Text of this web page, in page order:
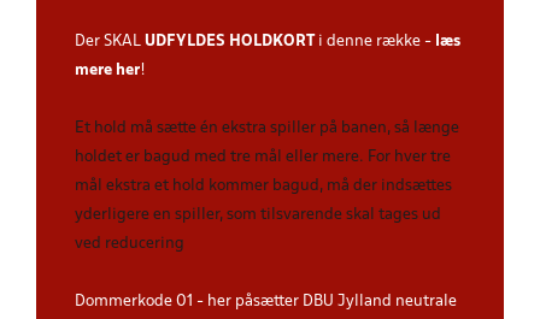
Der SKAL UDFYLDES HOLDKORTi denne række - læs
mere her!
Et hold må sætte én ekstra spiller på banen, så længe
holdet er bagud med tre mål eller mere. For hver tre
mål ekstra et hold kommer bagud, må der indsættes
yderligere en spiller, som tilsvarende skal tages ud
ved reducering
Dommerkode 01 - her påsætter DBU Jylland neutrale